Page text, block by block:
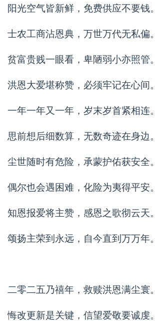
阳光空气皆新鲜，免费供应不要钱。
士农工商沾恩典，万世万代无私偏。
贫富贵贱一眼看，卑陋弱小亦照管。
洪恩大爱堪称赞，必须牢记在心间。
一年一年又一年，岁末岁首紧相连。
思前想后细数算，无数奇迹在身边。
尘世随时有危险，承蒙护佑获安全。
偶尔也会遇困难，化险为夷得平安。
知恩报爱将主赞，感恩之歌彻云天。
颂扬主荣到永远，自今直到万万年。
二零二五乃禧年，救赎洪恩满尘寰。
悔改更新是关键，信望爱敬要诚虔。